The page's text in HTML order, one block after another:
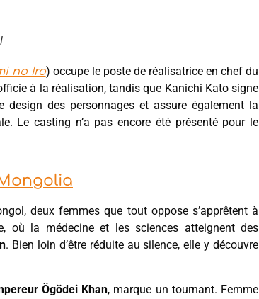
no Iro) occupe le poste de réalisatrice en chef du
à la réalisation, tandis que Kanichi Kato signe
des personnages et assure également la
Le casting n’a pas encore été présenté pour le
deux femmes que tout oppose s’apprêtent à
où la médecine et les sciences atteignent des
. Bien loin d’être réduite au silence, elle y découvre
Ögödei Khan, marque un tournant. Femme